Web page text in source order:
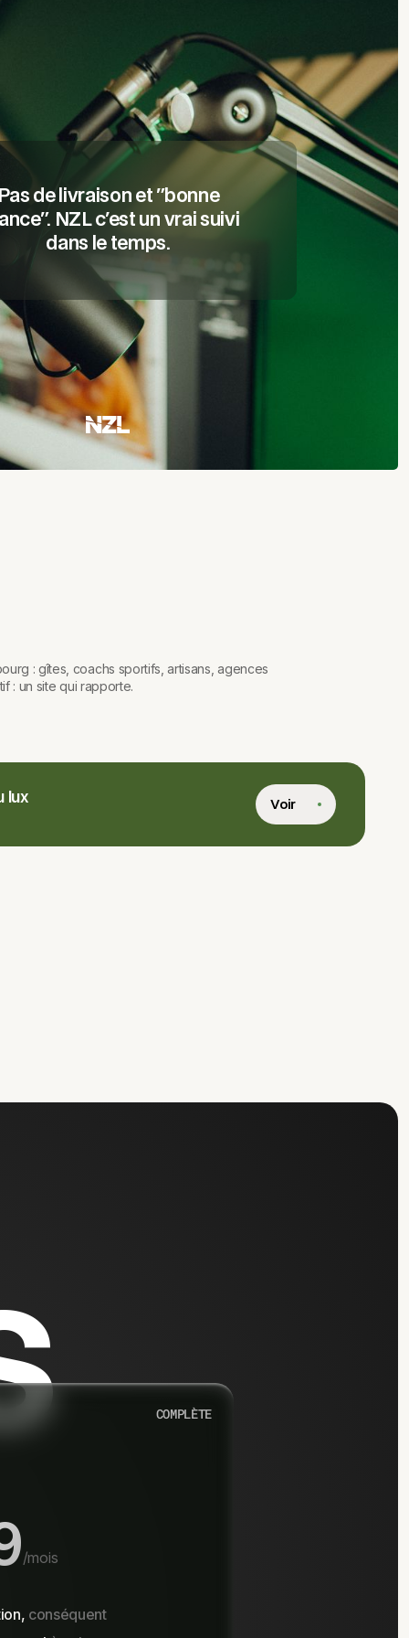
de livraison et "bonne
NZL c'est un vrai suivi
dans le temps.
: gîtes, coachs sportifs, artisans, agences
: un site qui rapporte.
lux Voir
COMPLÈTE
/mois
conséquent